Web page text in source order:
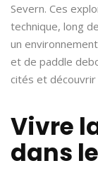
Severn. Ces
technique, long
un
et de paddle
cités et découvrir
Vivre
dans